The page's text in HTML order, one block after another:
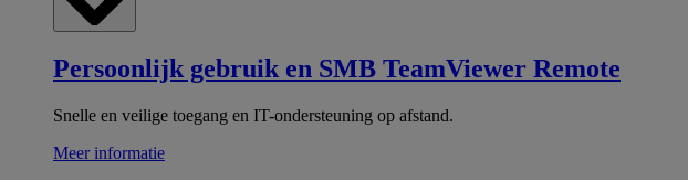
Persoonlijk gebruik en SMB TeamViewer Remote
Snelle en veilige toegang en IT-ondersteuning op afstand.
Meer informatie